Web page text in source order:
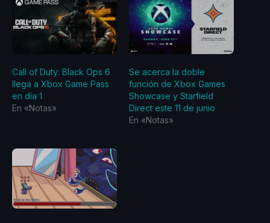
Call of Duty: Black Ops 6
llega a Xbox Game Pass
en día 1
En «Notas»
Se acerca la doble
función de Xbox Games
Showcase y Starfield
Direct este 11 de junio
En «Notas»